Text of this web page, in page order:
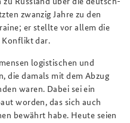
zwanzig Jahre zu den
er stellte vor allem die
Konflikt dar.
logistischen und
die damals mit dem Abzug
waren. Dabei sei ein
worden, das sich auch
bewährt habe. Heute seien